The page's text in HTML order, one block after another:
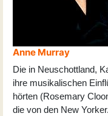
Anne Murray
Die in Neuschottland,
ihre musikalischen
hörten (Rosemary
die von den New Yorker